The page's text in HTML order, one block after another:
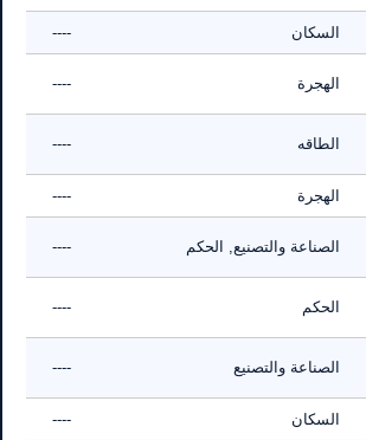
السكان ----
الهجرة ----
الطاقه ----
الهجرة ----
الصناعة والتصنيع, الحكم ----
الحكم ----
الصناعة والتصنيع ----
السكان ----